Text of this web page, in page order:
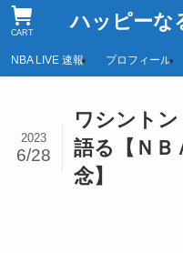
ハッピー
CART
NBA LIVE 速報 プロフィール
ワシント
語る【ＮＢ
念】
2023
6/28